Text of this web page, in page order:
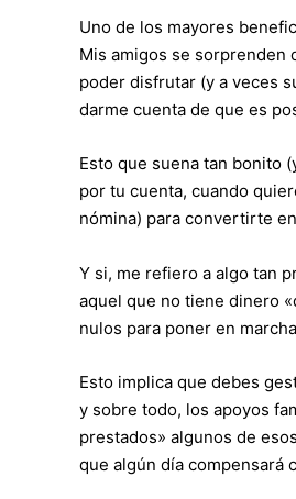
Uno de los mayores
Mis amigos se sorprenden
poder disfrutar (y a veces
darme cuenta de que es
Esto que suena tan bonito
por tu cuenta, cuando
nómina) para convertirte
Y si, me refiero a algo tan
aquel que no tiene dinero
nulos para poner en
Esto implica que debes
y sobre todo, los apoyos
prestados» algunos de
que algún día compensará